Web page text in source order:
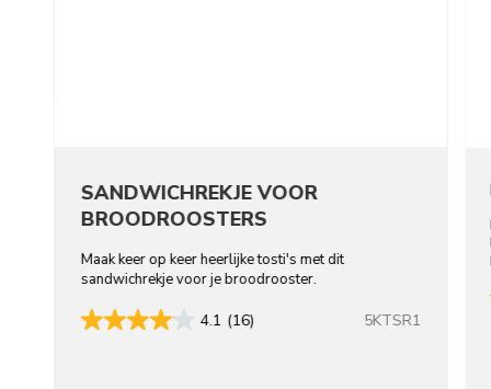
SANDWICHREKJE VOOR
BROODROOSTERS
Maak keer op keer heerlijke tosti's met dit
sandwichrekje voor je broodrooster.
4.1 (16) 5KTSR1